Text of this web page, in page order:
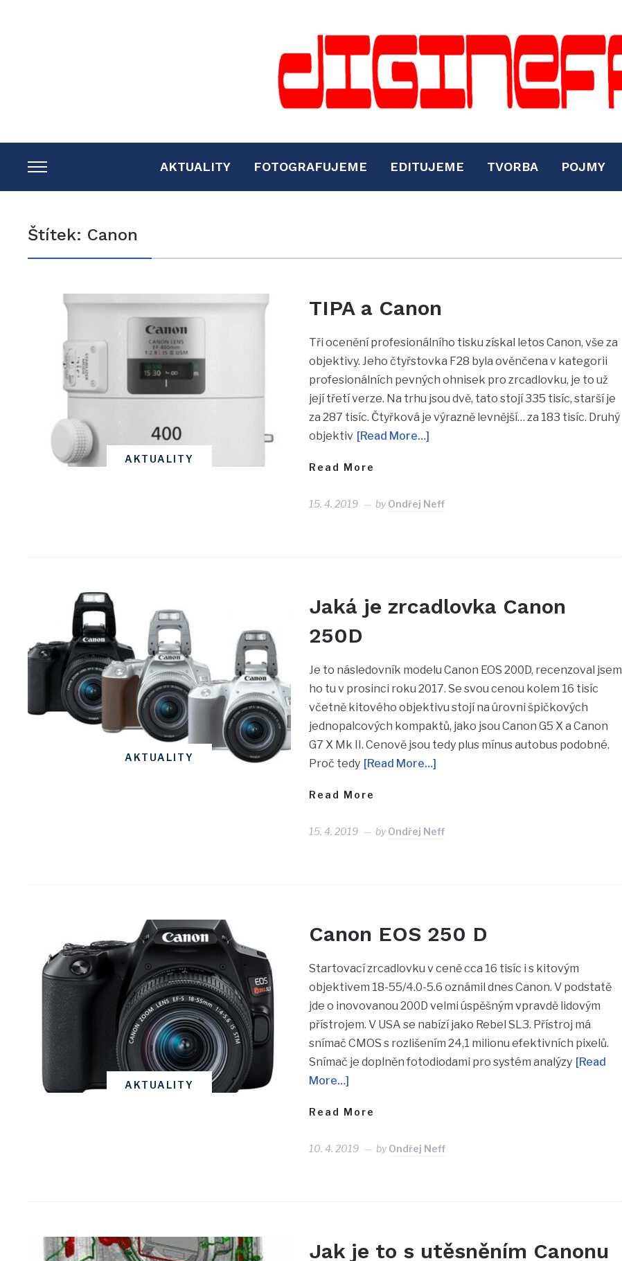
TOGGLE
SIDEBAR
NAVIGATION
AKTUALITY FOTOGRAFUJEME EDITUJEME TVORBA POJMY
Štítek: Canon
AKTUALITY
TIPA a Canon
Tři ocenění profesionálního tisku získal letos Canon, vše za
objektivy. Jeho čtyřstovka F28 byla ověnčena v kategorii
profesionálních pevných ohnisek pro zrcadlovku, je to už
její třetí verze. Na trhu jsou dvě, tato stojí 335 tisíc, starší je
za 287 tisíc. Čtyřková je výrazně levnější… za 183 tisíc. Druhý
objektiv [Read More…]
Read More
15. 4. 2019 byOndřej Neff
AKTUALITY
Jaká je zrcadlovka Canon
250D
Je to následovník modelu Canon EOS 200D, recenzoval jsem
ho tu v prosinci roku 2017. Se svou cenou kolem 16 tisíc
včetně kitového objektivu stojí na úrovni špičkových
jednopalcových kompaktů, jako jsou Canon G5 X a Canon
G7 X Mk II. Cenově jsou tedy plus mínus autobus podobné.
Proč tedy [Read More…]
Read More
15. 4. 2019 byOndřej Neff
AKTUALITY
Canon EOS 250 D
Startovací zrcadlovku v ceně cca 16 tisíc i s kitovým
objektivem 18-55/4.0-5.6 oznámil dnes Canon. V podstatě
jde o inovovanou 200D velmi úspěšným vpravdě lidovým
přístrojem. V USA se nabízí jako Rebel SL3. Přístroj má
snímač CMOS s rozlišením 24,1 milionu efektivních pixelů.
Snímač je doplněn fotodiodami pro systém analýzy [Read
More…]
Read More
10. 4. 2019 byOndřej Neff
Jak je to s utěsněním Canonu